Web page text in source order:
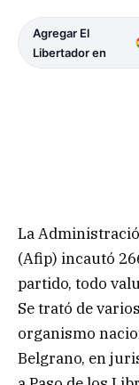
Agregar El
Libertador en
La
(Afip) incautó
partido, todo
Se trató de
organismo
Belgrano, en